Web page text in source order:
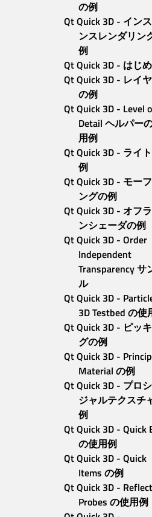
の例
Qt Quick 3D - イン
ンスレンダリン
例
Qt Quick 3D - はじ
Qt Quick 3D - レイ
の例
Qt Quick 3D - Level
Detail ヘルパー
用例
Qt Quick 3D - ライ
例
Qt Quick 3D - モー
ングの例
Qt Quick 3D - オフ
ンシェーダの例
Qt Quick 3D - Order
Independent
Transparency サ
ル
Qt Quick 3D -
3D Testbed の使
Qt Quick 3D - ピッ
グの例
Qt Quick 3D -
Material の例
Qt Quick 3D - プロ
ジャルテクスチ
例
Qt Quick 3D - Quick
の使用例
Qt Quick 3D - Quick
Items の例
Qt Quick 3D -
Probes の使用例